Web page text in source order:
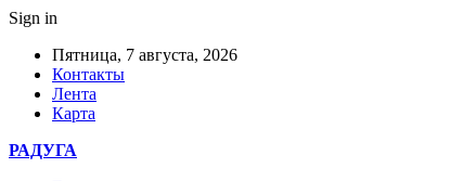
Sign in
Пятница, 7 августа, 2026
Контакты
Лента
Карта
РАДУГА